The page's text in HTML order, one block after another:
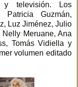
y televisión. Los
Patricia Guzmán,
Luz Jiménez, Julio
Meruane, Ana
Tomás Vidiella y
volumen editado